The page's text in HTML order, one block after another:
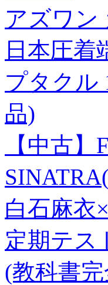
アズワン
日本圧着
プタクル
品)
【中古
白石麻衣
定期テス
(教科書